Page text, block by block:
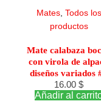
Mates, Todos los
productos
Mate calabaza
con virola de
diseños variados
16.00$
Añadir al